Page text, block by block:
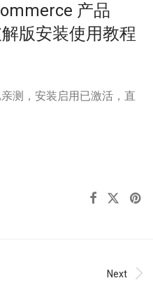
产品
版安装使用教程
测，安装启用已激活，直
Next